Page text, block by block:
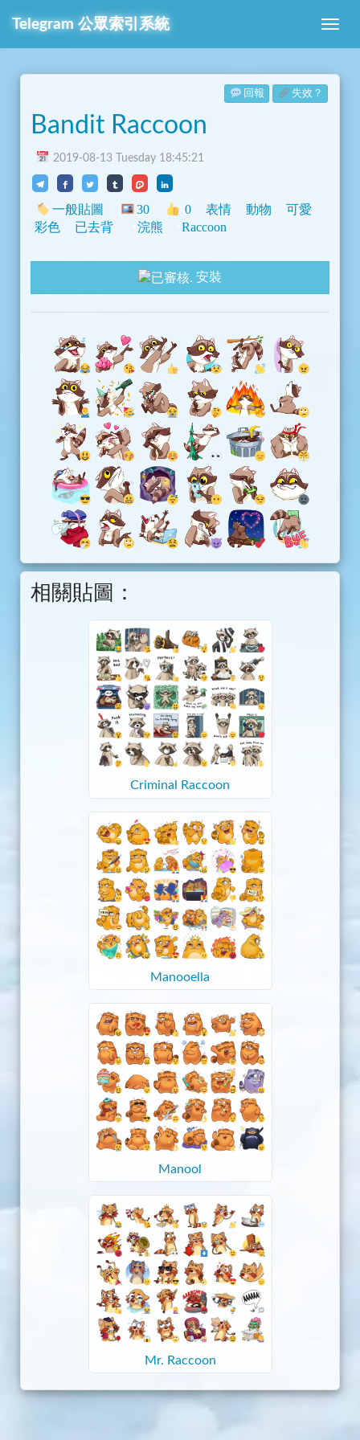
Telegram 公眾索引系統
回報 失效？
Bandit Raccoon
2019-08-13 Tuesday 18:45:21
一般貼圖 30 0 表情 動物
可愛
彩色
已去背 浣熊 Raccoon
安裝
相關貼圖：
Criminal Raccoon
Manooella
Manool
Mr. Raccoon